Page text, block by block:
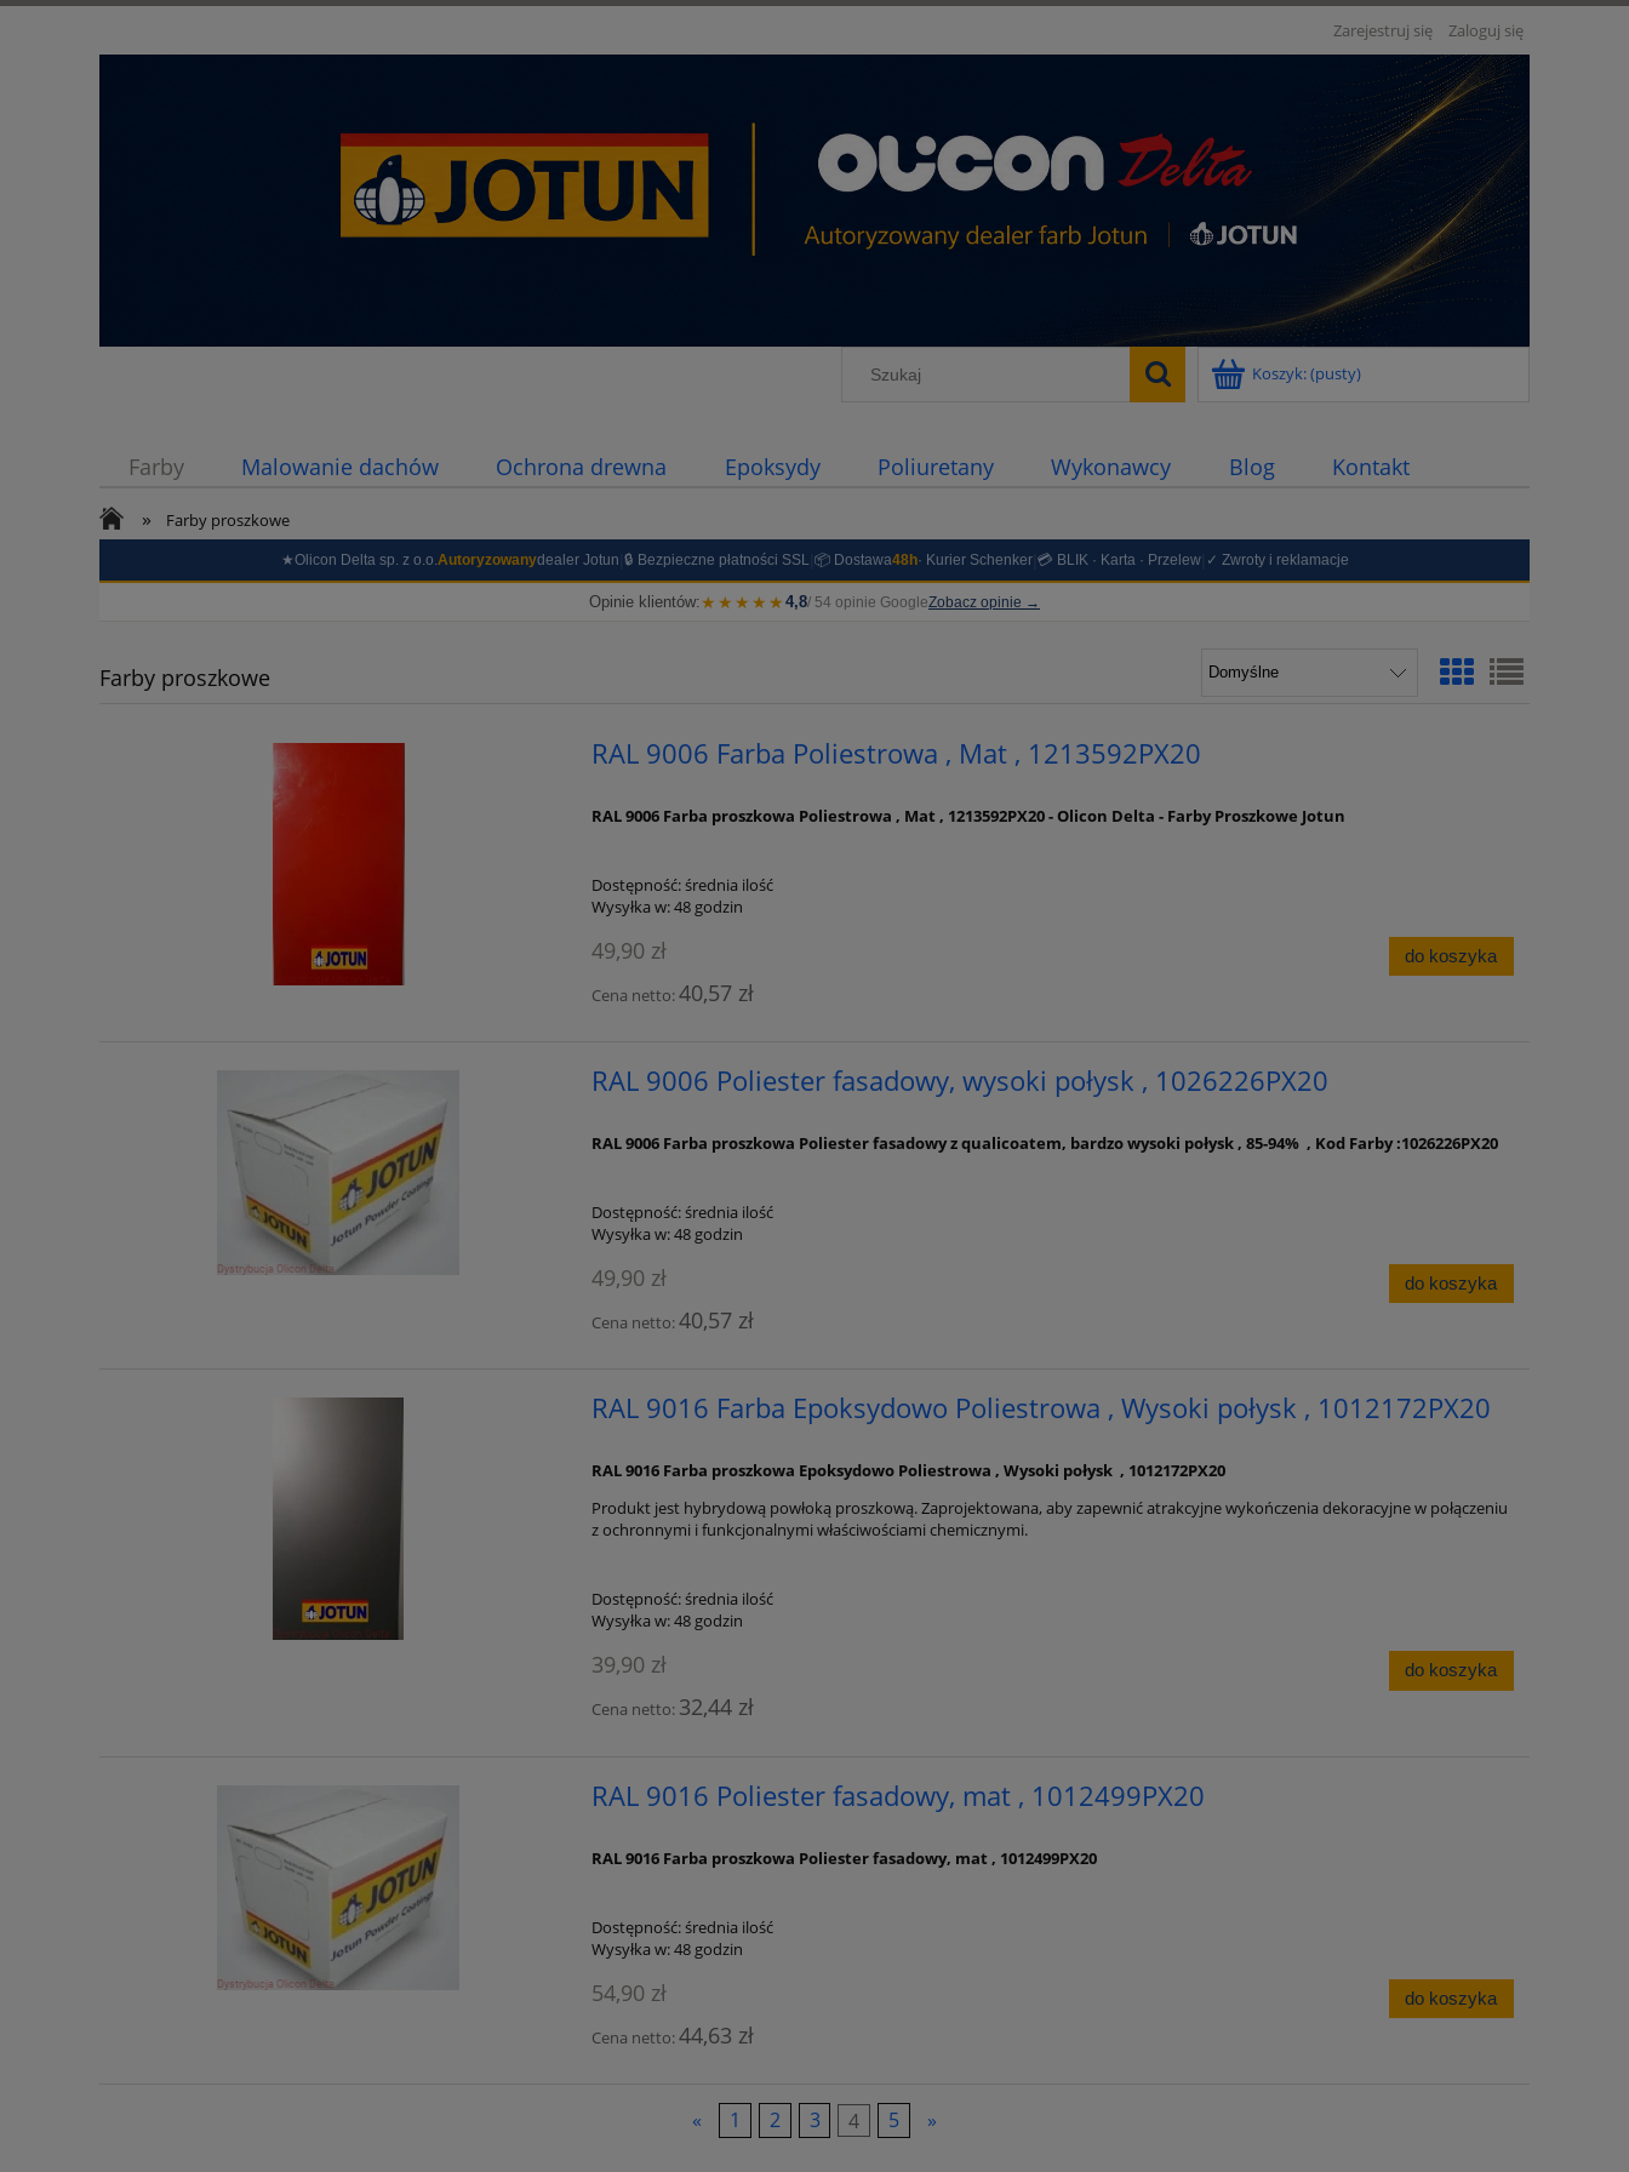
Zarejestruj się Zaloguj się
Koszyk:(pusty)
Farby Malowanie dachów Ochrona drewna Epoksydy Poliuretany Wykonawcy Blog
Kontakt
Bio-Nagrzewnice
» Farby proszkowe
★Olicon Delta sp. z o.o.Autoryzowanydealer Jotun 🔒 Bezpieczne płatności SSL 📦 Dostawa48h· Kurier Schenker| 💳 BLIK · Karta · Przelew| ✓ Zwroty i reklamacje
Opinie klientów:★★★★★ 4,8/ 54 opinie GoogleZobacz opinie →
Farby proszkowe
RAL 9006 Farba Poliestrowa , Mat , 1213592PX20
RAL 9006 Farba proszkowa Poliestrowa , Mat , 1213592PX20 - Olicon Delta - Farby Proszkowe Jotun
Dostępność:średnia ilość
Wysyłka w:48 godzin
49,90 zł
Cena netto:40,57 zł
do koszyka
RAL 9006 Poliester fasadowy, wysoki połysk , 1026226PX20
RAL 9006 Farba proszkowa Poliester fasadowy z qualicoatem, bardzo wysoki połysk , 85-94% , Kod Farby :1026226PX20
Dostępność:średnia ilość
Wysyłka w:48 godzin
49,90 zł
Cena netto:40,57 zł
do koszyka
RAL 9016 Farba Epoksydowo Poliestrowa , Wysoki połysk , 1012172PX20
RAL 9016 Farba proszkowa Epoksydowo Poliestrowa , Wysoki połysk , 1012172PX20
Produkt jest hybrydową powłoką proszkową. Zaprojektowana, aby zapewnić atrakcyjne wykończenia dekoracyjne w połączeniu
z ochronnymi i funkcjonalnymi właściwościami chemicznymi.
Dostępność:średnia ilość
Wysyłka w:48 godzin
39,90 zł
Cena netto: 32,44 zł
do koszyka
RAL 9016 Poliester fasadowy, mat , 1012499PX20
RAL 9016 Farba proszkowa Poliester fasadowy, mat , 1012499PX20
Dostępność:średnia ilość
Wysyłka w:48 godzin
54,90 zł
Cena netto:44,63 zł
do koszyka
« 1 2 3 4 5 »